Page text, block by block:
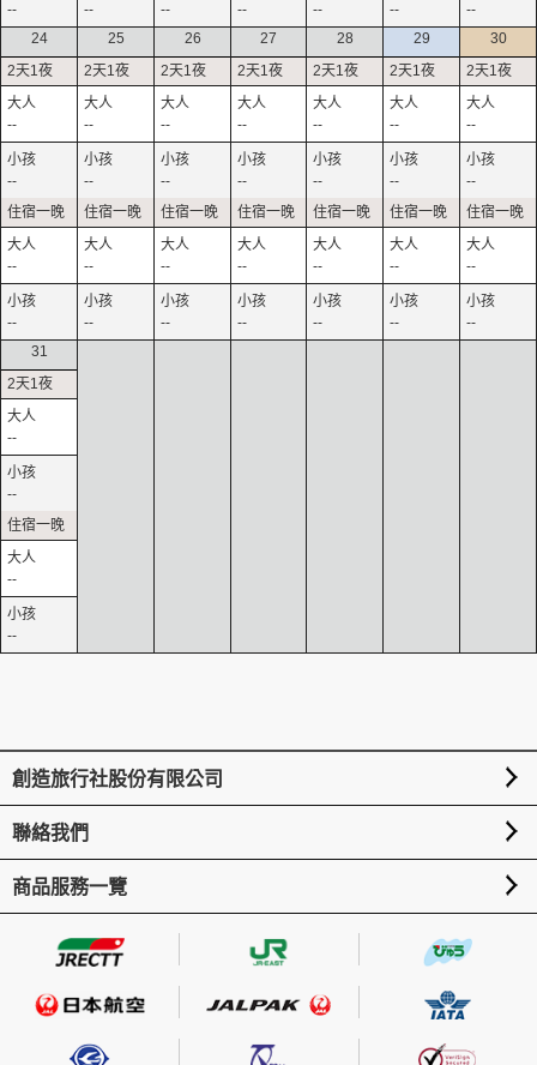
-- -- -- -- -- --
--
24
--
--
--
--
25
--
--
--
--
26
--
--
--
--
27
--
--
--
--
28
--
--
--
--
29
--
--
--
--
30
--
--
--
--
31
--
--
--
--
創造旅行社股份有限公司
聯絡我們
商品服務一覽